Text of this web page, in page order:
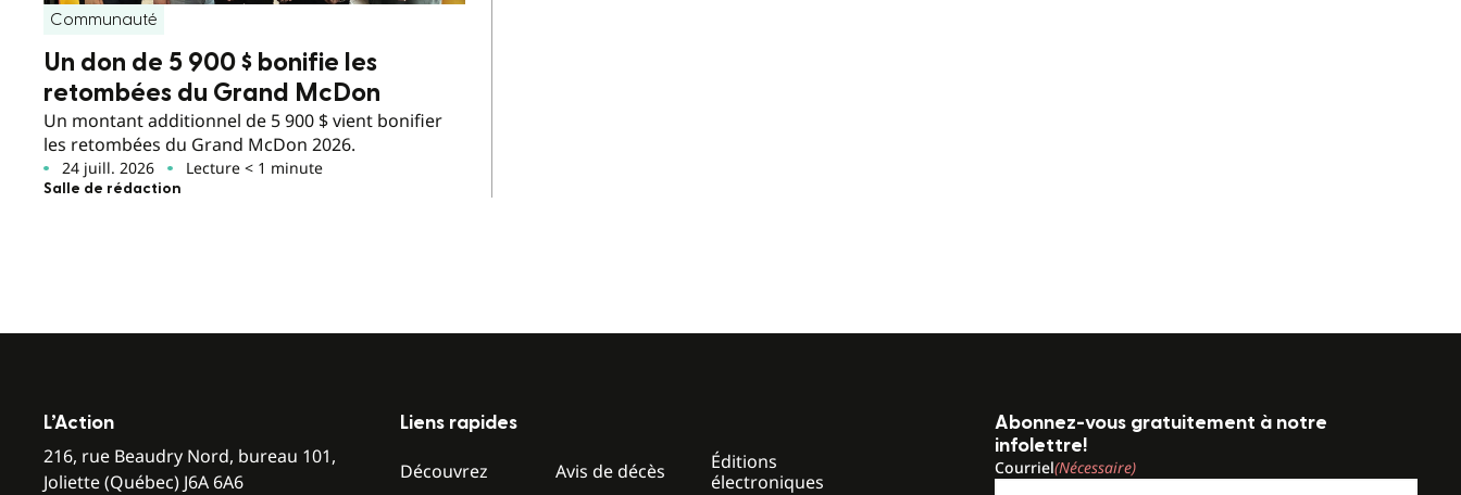
Communauté
Un don de 5 900 $ bonifie les
retombées du Grand McDon
Un montant additionnel de 5 900 $ vient bonifier
les retombées du Grand McDon 2026.
24 juill. 2026 Lecture < 1 minute
Salle de rédaction
L’Action
216, rue Beaudry Nord, bureau 101,
Joliette (Québec) J6A 6A6
Liens rapides
Découvrez Avis de décès
Éditions
électroniques
Abonnez-vous gratuitement à notre
infolettre!
Courriel(Nécessaire)